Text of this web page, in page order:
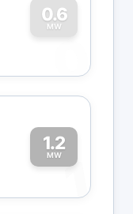
0.6
MW
0
1.2
MW1